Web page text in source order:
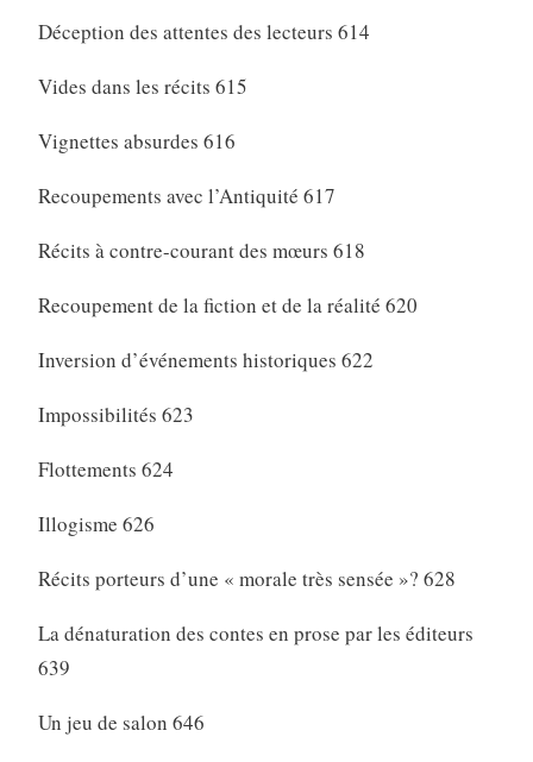
Déception des attentes des lecteurs 614
Vides dans les récits 615
Vignettes absurdes 616
Recoupements avec l’Antiquité 617
Récits à contre-courant des mœurs 618
Recoupement de la fiction et de la réalité 620
Inversion d’événements historiques 622
Impossibilités 623
Flottements 624
Illogisme 626
Récits porteurs d’une « morale très sensée »? 628
La dénaturation des contes en prose par les éditeurs
639
Un jeu de salon 646